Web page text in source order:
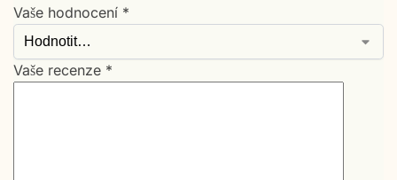
Vaše hodnocení *
Vaše recenze *